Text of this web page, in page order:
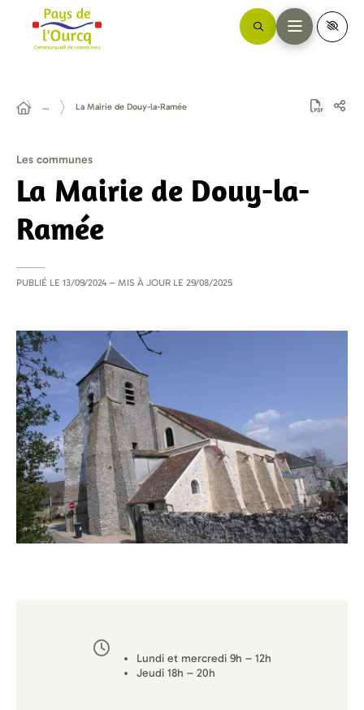
… La Mairie de Douy-la-Ramée
Les communes
La Mairie de Douy-la-
Ramée
PUBLIÉ LE 13/09/2024 – MIS À JOUR LE 29/08/2025
Lundi et mercredi 9h – 12h
Jeudi 18h – 20h